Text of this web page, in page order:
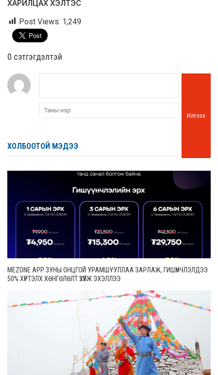
ХАРИЛЦАХ ХЭЛТЭС
Post Views: 1,249
0 cэтгэгдэлтэй
Илгээх
ХОЛБООТОЙ МЭДЭЭ
MEZONE APP ЗУНЫ ОНЦГОЙ УРАМШУУЛЛАА ЗАРЛАЖ, ГИШҮҮНЧЛЭЛДЭЭ
50% ХҮРТЭЛХ ХӨНГӨЛӨЛТ ҮЗҮҮЛЖ ЭХЭЛЛЭЭ